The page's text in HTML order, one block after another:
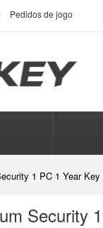
Pedidos de jogo
1 PC 1 Year Key
Security